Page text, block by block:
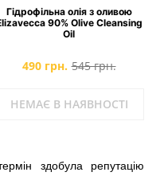
Гідрофільна олія з оливою
90% Olive Cleansing
Oil
490 грн. 545 грн.
НЕМАЄ В НАЯВНОСТІ
здобула репутацію